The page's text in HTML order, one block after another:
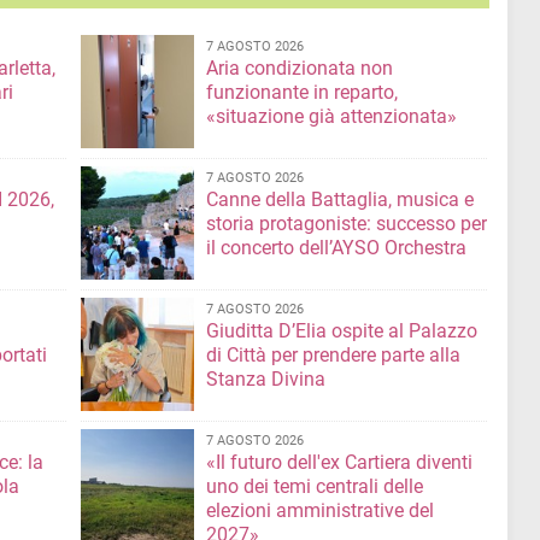
7 AGOSTO 2026
Aria condizionata non
funzionante in reparto,
«situazione già attenzionata»
2026,
7 AGOSTO 2026
Canne della Battaglia, musica e
storia protagoniste: successo per
il concerto dell’AYSO Orchestra
7 AGOSTO 2026
Giuditta D’Elia ospite al Palazzo
di Città per prendere parte alla
Stanza Divina
la
7 AGOSTO 2026
«Il futuro dell'ex Cartiera diventi
uno dei temi centrali delle
elezioni amministrative del
2027»